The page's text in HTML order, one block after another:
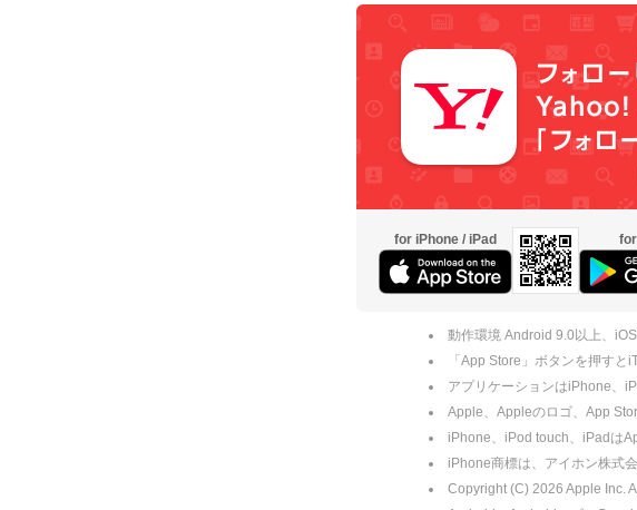
for iPhone / iPad
動作環境 Android 9.0以上、
「App Store」ボタンを押す
アプリケーションはiPhone、
Apple、Appleのロゴ、App
iPhone、iPod touch、iPadは
iPhone商標は、アイホン株式
Copyright (C) 2026 Apple Inc.